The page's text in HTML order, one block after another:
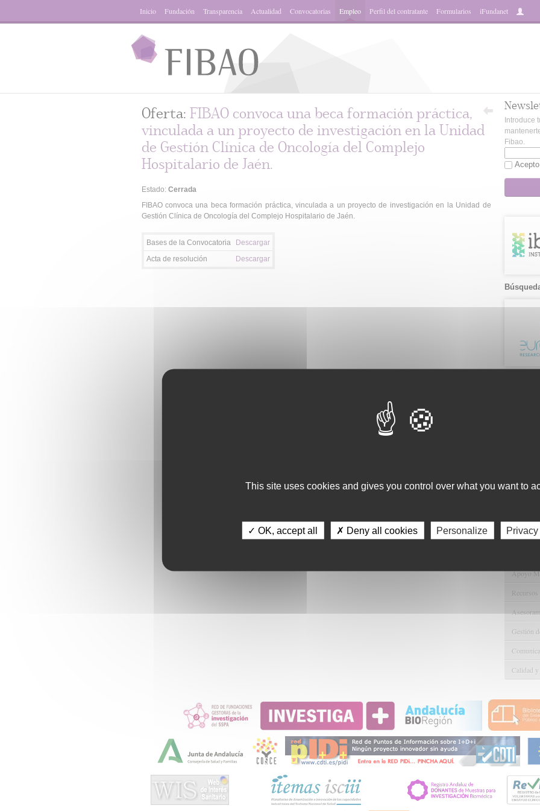
Inicio Fundación Transparencia Actualidad Convocatorias Empleo Perfil del contratante Formularios iFundanet
Oferta: FIBAO convoca una beca formación práctica,
vinculada a un proyecto de investigación en la Unidad
de Gestión Clínica de Oncología del Complejo
Hospitalario de Jaén.
Estado: Cerrada
FIBAO convoca una beca formación práctica, vinculada a un proyecto de investigación en la Unidad de
Gestión Clínica de Oncología del Complejo Hospitalario de Jaén.
Bases de la Convocatoria
Descargar
Acta de resolución
Descargar
Introduce
Fibao.
Gestión
Gestión
Apoyo
Gestión
Calidad
This site uses cookies and gives you control over what you want to
✓ OK, accept all ✗ Deny all cookies Personalize